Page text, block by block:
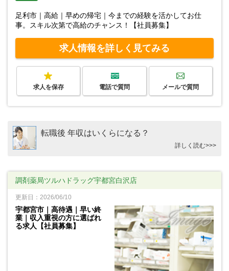
足利市｜高給｜早めの帰宅｜今までの経験を活かしてお仕
事。スキル次第で高給のチャンス！【社員募集】
求人情報を詳しく見てみる
求人を保存 電話で質問 メールで質問
転職後 年収はいくらになる？
詳しく読む>>>
調剤薬局ツルハドラッグ宇都宮白沢店
更新日：2026/06/10
宇都宮市｜高待遇｜早い終
業｜収入重視の方に選ばれ
る求人【社員募集】